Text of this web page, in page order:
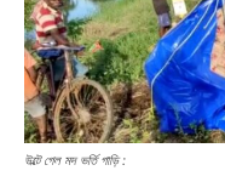
উল্টে গেল মদ ভর্তি গাড়ি :